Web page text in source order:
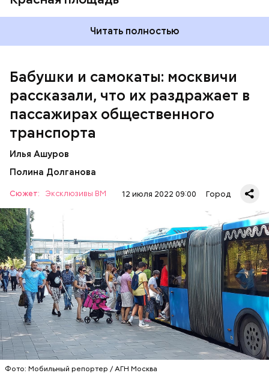
Читать полностью
Бабушки и самокаты: москвичи
рассказали, что их раздражает в
пассажирах общественного
транспорта
Илья Ашуров
Полина Долганова
Сюжет: Эксклюзивы ВМ 12 июля 2022 09:00 Город
Фото: Мобильный репортер / АГН Москва
— Рюкзаки большие прямо бесит, когда не
снимают. Если едешь в час пик, обязательно тебя
чем-нибудь заденут, — сказала Александра, 19 лет.
— Вот меня очень раздражает, когда пытаешься
выйти из вагона метро, а люди стоят прямо по
центру в дверях. И приходится их толкать, а они
не дают тебе пройти, что очень бестактно, —
пожаловался Игорь, 55 лет.
ТРАНСПОРТ ПАССАЖИРЫ МОСКВА